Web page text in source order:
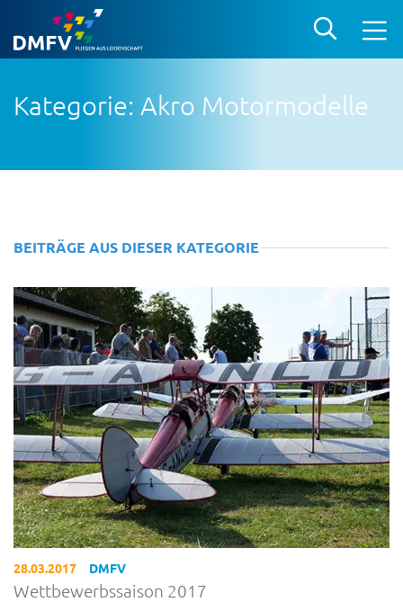
Kategorie: Akro Motormodelle
BEITRÄGE AUS DIESER KATEGORIE
28.03.2017 DMFV
Wettbewerbssaison 2017